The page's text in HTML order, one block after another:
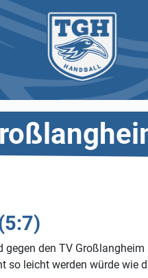
den TV
so leicht werden würde wie